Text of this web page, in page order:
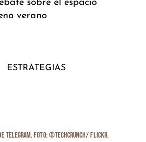
sobre el espacio
verano
ESTRATEGIAS